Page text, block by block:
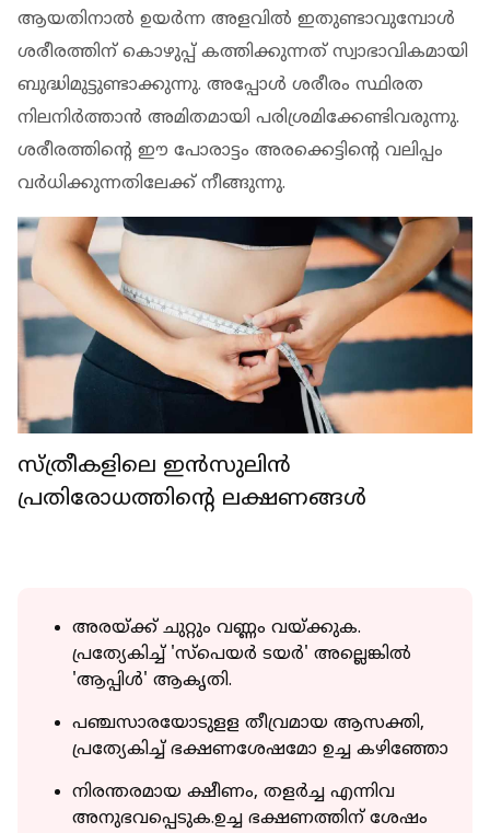
ആയതിനാല്‍ ഉയര്‍ന്ന അളവില്‍ ഇതുണ്ടാവുമ്പോള്‍
ശരീരത്തിന് കൊഴുപ്പ് കത്തിക്കുന്നത് സ്വാഭാവികമായി
ബുദ്ധിമുട്ടുണ്ടാക്കുന്നു. അപ്പോള്‍ ശരീരം സ്ഥിരത
നിലനിര്‍ത്താന്‍ അമിതമായി പരിശ്രമിക്കേണ്ടിവരുന്നു.
ശരീരത്തിന്റെ ഈ പോരാട്ടം അരക്കെട്ടിന്റെ വലിപ്പം
വര്‍ധിക്കുന്നതിലേക്ക് നീങ്ങുന്നു.
സ്ത്രീകളിലെ ഇന്‍സുലിന്‍
പ്രതിരോധത്തിന്റെ ലക്ഷണങ്ങള്‍
അരയ്ക്ക് ചുറ്റും വണ്ണം വയ്ക്കുക.
പ്രത്യേകിച്ച് 'സ്‌പെയര്‍ ടയര്‍' അല്ലെങ്കില്‍
'ആപ്പിള്‍' ആകൃതി.
പഞ്ചസാരയോടുളള തീവ്രമായ ആസക്തി,
പ്രത്യേകിച്ച് ഭക്ഷണശേഷമോ ഉച്ച കഴിഞ്ഞോ
നിരന്തരമായ ക്ഷീണം, തളര്‍ച്ച എന്നിവ
അനുഭവപ്പെടുക.ഉച്ച ഭക്ഷണത്തിന് ശേഷം